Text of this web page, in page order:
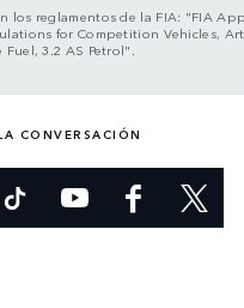
los reglamentos de la FIA: "FIA
for Competition Vehicles,
3.2 AS Petrol".
CONVERSACIÓN